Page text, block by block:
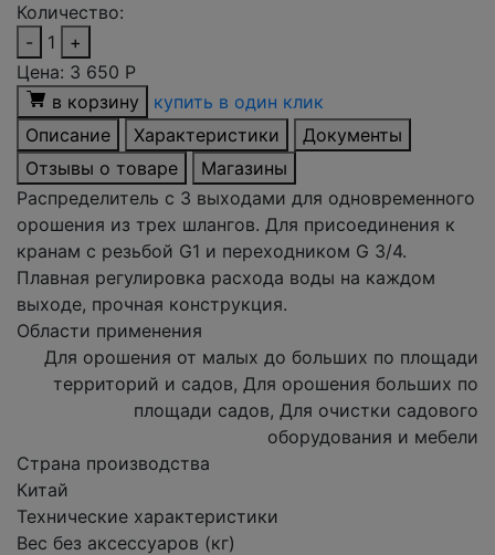
Количество:
-
1
+
Цена: 3 650 Р
в корзину
купить в один клик
Описание
Характеристики
Документы
Отзывы о товаре
Магазины
Распределитель с 3 выходами для одновременного
орошения из трех шлангов. Для присоединения к
кранам с резьбой G1 и переходником G 3/4.
Плавная регулировка расхода воды на каждом
выходе, прочная конструкция.
Области применения
Для орошения от малых до больших по площади
территорий и садов, Для орошения больших по
площади садов, Для очистки садового
оборудования и мебели
Страна производства
Китай
Технические характеристики
Вес без аксессуаров (кг)